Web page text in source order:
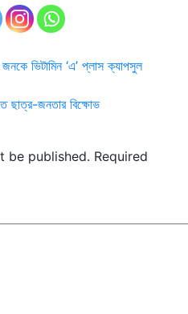
ভিটামিন ‘এ’ প্লাস ক্যাপসুল
ছাত্র-জনতার বিক্ষোভ
be published. Required